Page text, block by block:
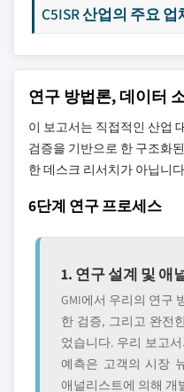
C5ISR 산업의 주요
연구 방법론, 데이터
이 보고서는 직접적인 산업
검증을 기반으로 한 구조화
한 데스크 리서치가 아닙니
6단계 연구 프로세스
1. 연구 설계 및 애
GMI에서 우리의 연구
한 검증, 그리고 완전
었습니다. 우리 보고
예측은 고객의 시장
애널리스트에 의해 개